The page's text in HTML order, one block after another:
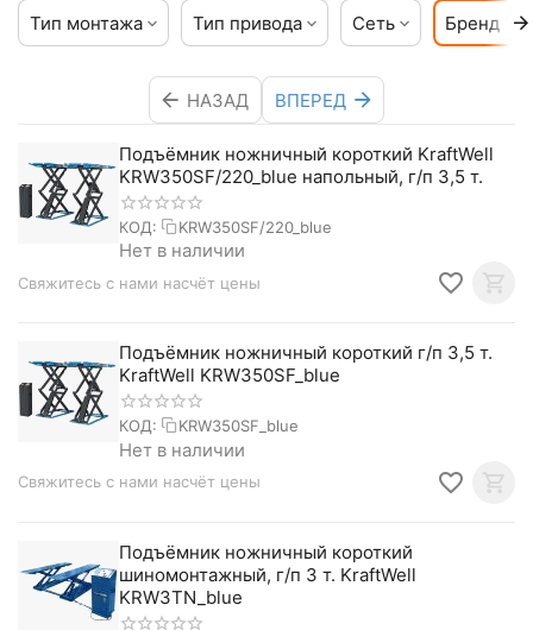
Тип монтажа Тип привода Сеть Бренд
НАЗАД ВПЕРЕД
Подъёмник ножничный короткий KraftWell
KRW350SF/220_blue напольный, г/п 3,5 т.
КОД: KRW350SF/220_blue
Нет в наличии
Свяжитесь с нами насчёт цены
Подъёмник ножничный короткий г/п 3,5 т.
KraftWell KRW350SF_blue
КОД: KRW350SF_blue
Нет в наличии
Свяжитесь с нами насчёт цены
Подъёмник ножничный короткий
шиномонтажный, г/п 3 т. KraftWell
KRW3TN_blue